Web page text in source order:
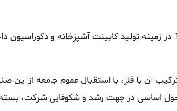
اساسی در جهت رشد و شکوفایی شرکت،